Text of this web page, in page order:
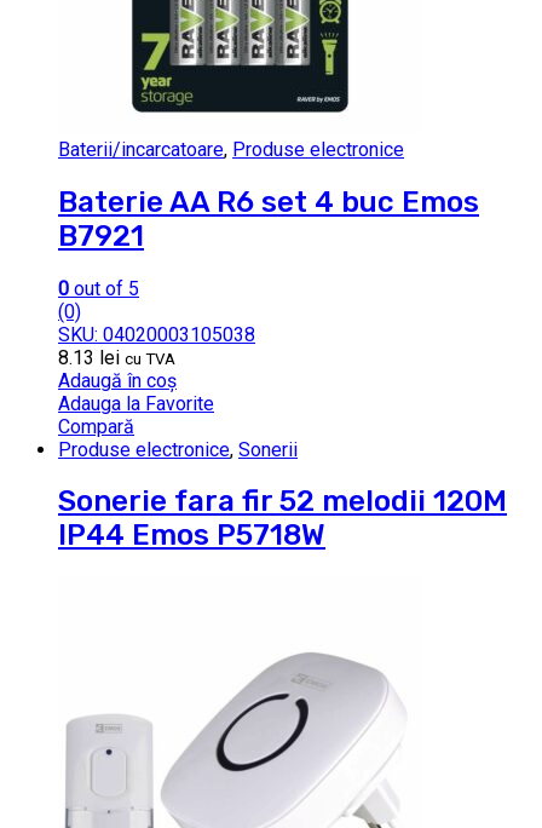
Baterii/incarcatoare, Produse electronice
Baterie AA R6 set 4 buc Emos
B7921
0 out of 5
(0)
SKU: 04020003105038
8.13 lei cu TVA
Adaugă în coș
Adauga la Favorite
Compară
Produse electronice, Sonerii
Sonerie fara fir 52 melodii 120M
IP44 Emos P5718W